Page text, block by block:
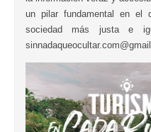
un pilar fundamental en el
sociedad más justa e